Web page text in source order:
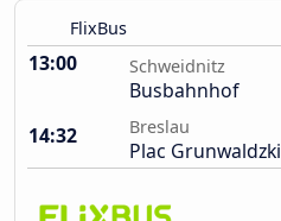
FlixBus
13:00 Schweidnitz
Busbahnhof
14:32
Breslau
Plac Grunwaldzki